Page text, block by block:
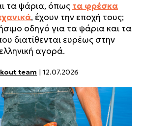
τα ψάρια, όπως τα φρέσκα
, έχουν την εποχή τους;
οδηγό για τα ψάρια και τα
διατίθενται ευρέως στην
ελληνική αγορά.
team | 12.07.2026